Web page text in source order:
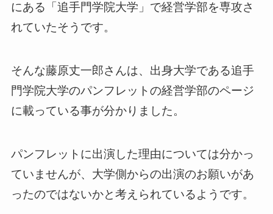
にある「追手門学院大学」で経営学部を専攻さ
れていたそうです。
そんな藤原丈一郎さんは、出身大学である追手
門学院大学のパンフレットの経営学部のページ
に載っている事が分かりました。
パンフレットに出演した理由については分かっ
ていませんが、大学側からの出演のお願いがあ
ったのではないかと考えられているようです。